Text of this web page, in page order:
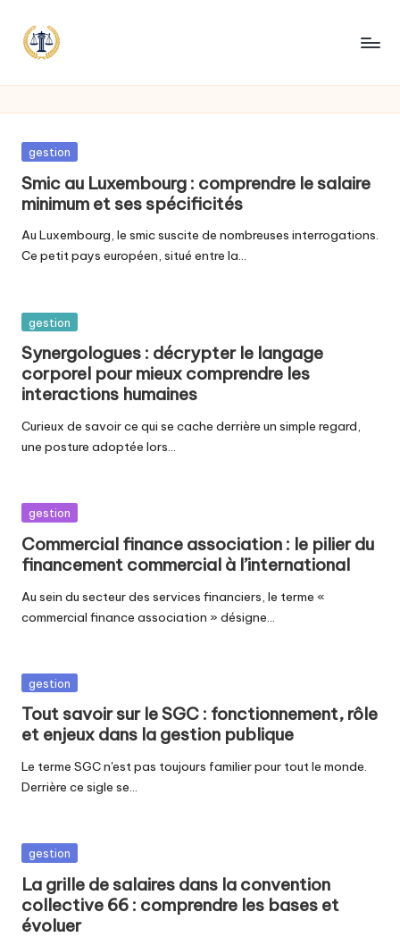
Posted
gestion
Smic au Luxembourg : comprendre le salaire
minimum et ses spécificités
Au Luxembourg, le smic suscite de nombreuses interrogations.
Ce petit pays européen, situé entre la…
Posted
gestion
Synergologues : décrypter le langage
corporel pour mieux comprendre les
interactions humaines
Curieux de savoir ce qui se cache derrière un simple regard,
une posture adoptée lors…
Posted
gestion
Commercial finance association : le pilier du
financement commercial à l’international
Au sein du secteur des services financiers, le terme «
commercial finance association » désigne…
Posted
gestion
Tout savoir sur le SGC : fonctionnement, rôle
et enjeux dans la gestion publique
Le terme SGC n'est pas toujours familier pour tout le monde.
Derrière ce sigle se…
Posted
gestion
La grille de salaires dans la convention
collective 66 : comprendre les bases et
évoluer